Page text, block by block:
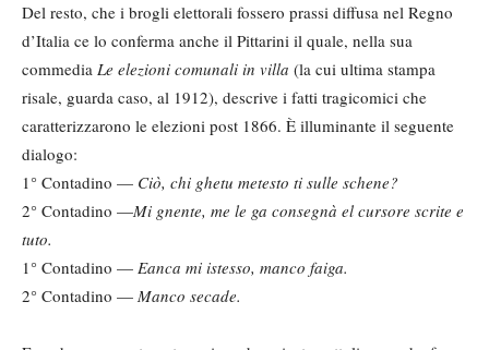
Del resto, che i brogli elettorali fossero prassi diffusa nel Regno
d’Italia ce lo conferma anche il Pittarini il quale, nella sua
commedia Le elezioni comunali in villa (la cui ultima stampa
risale, guarda caso, al 1912), descrive i fatti tragicomici che
caratterizzarono le elezioni post 1866. È illuminante il seguente
dialogo:
1° Contadino — Ciò, chi ghetu metesto ti sulle schene?
2° Contadino —Mi gnente, me le ga consegnà el cursore scrite e
tuto.
1° Contadino — Eanca mi istesso, manco faiga.
2° Contadino — Manco secade.